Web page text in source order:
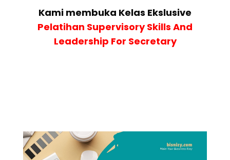
Kami membuka Kelas Ekslusive
Pelatihan Supervisory Skills And
Leadership For Secretary